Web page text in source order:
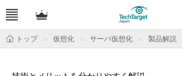
トップ 仮想化 サーバ仮想化 製品解説